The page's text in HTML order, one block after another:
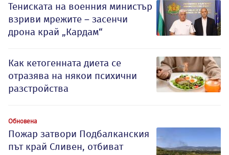
Тениската на военния министър
взриви мрежите – засенчи
дрона край „Кардам“
Как кетогенната диета се
отразява на някои психични
разстройства
Обновена
Пожар затвори Подбалканския
път край Сливен, отбиват